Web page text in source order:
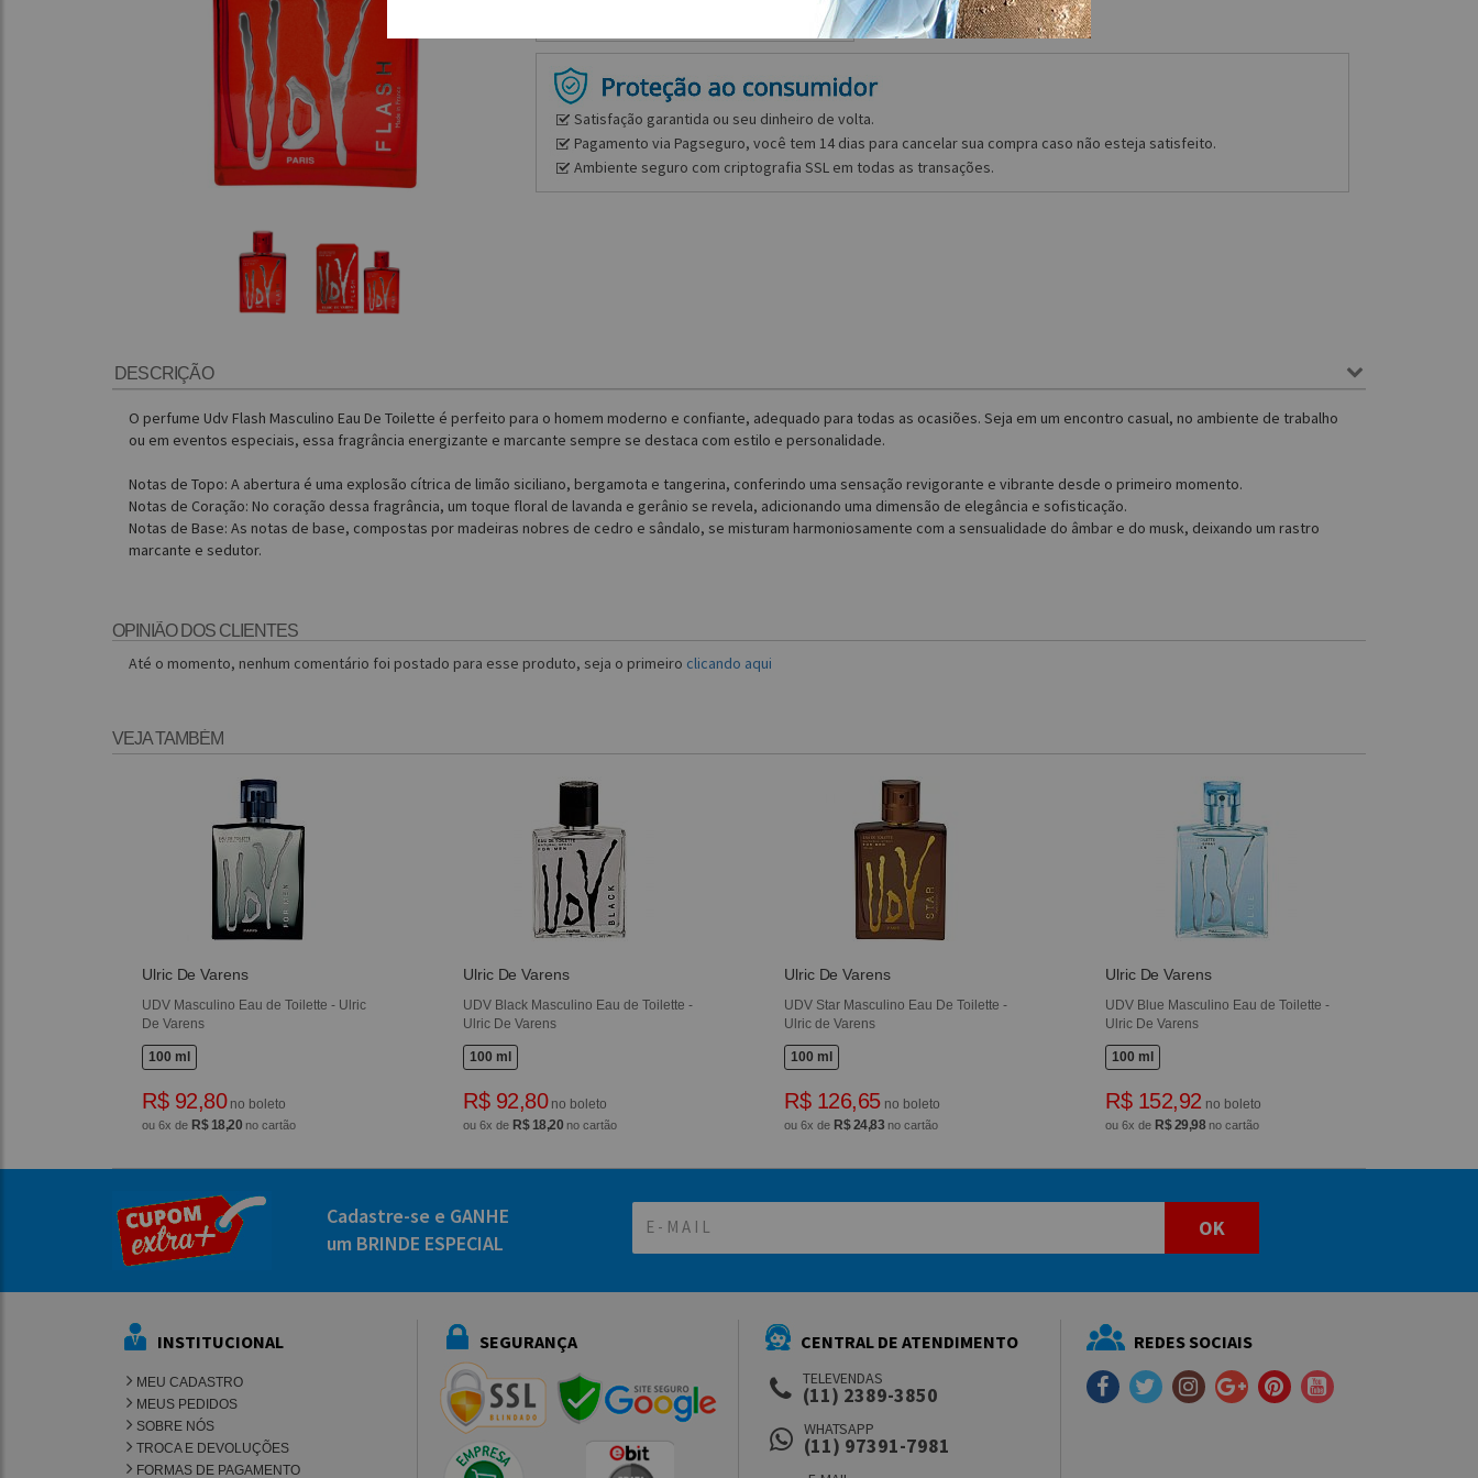
Satisfação garantida ou seu dinheiro de volta.
Pagamento via Pagseguro, você tem 14 dias para cancelar sua compra caso não esteja satisfeito.
Ambiente seguro com criptografia SSL em todas as transações.
DESCRIÇÃO
O perfume Udv Flash Masculino Eau De Toilette é perfeito para o homem moderno e confiante, adequado para todas as ocasiões. Seja em um encontro casual, no ambiente de trabalho
ou em eventos especiais, essa fragrância energizante e marcante sempre se destaca com estilo e personalidade.
Notas de Topo: A abertura é uma explosão cítrica de limão siciliano, bergamota e tangerina, conferindo uma sensação revigorante e vibrante desde o primeiro momento.
Notas de Coração: No coração dessa fragrância, um toque floral de lavanda e gerânio se revela, adicionando uma dimensão de elegância e sofisticação.
Notas de Base: As notas de base, compostas por madeiras nobres de cedro e sândalo, se misturam harmoniosamente com a sensualidade do âmbar e do musk, deixando um rastro
marcante e sedutor.
OPINIÃO DOS CLIENTES
Até o momento, nenhum comentário foi postado para esse produto, seja o primeiro clicando aqui
VEJA TAMBÉM
Ulric De Varens
UDV Masculino Eau de Toilette - Ulric
De Varens
100 ml
R$ 92,80no boleto
ou 6x de R$ 18,20 no cartão
Ulric De Varens
UDV Black Masculino Eau de Toilette -
Ulric De Varens
100 ml
R$ 92,80no boleto
ou 6x de R$ 18,20 no cartão
Ulric De Varens
UDV Star Masculino Eau De Toilette -
Ulric de Varens
100 ml
R$ 126,65no boleto
ou 6x de R$ 24,83 no cartão
Ulric De Varens
UDV Blue Masculino Eau de Toilette -
Ulric De Varens
100 ml
R$ 152,92 no boleto
ou 6x de R$ 29,98no cartão
Cadastre-se e GANHE
um BRINDE ESPECIAL
OK
INSTITUCIONAL
MEU CADASTRO
MEUS PEDIDOS
SOBRE NÓS
TROCA E DEVOLUÇÕES
FORMAS DE PAGAMENTO
SEGURANÇA CENTRAL DE ATENDIMENTO
TELEVENDAS
(11) 2389-3850
WHATSAPP
(11) 97391-7981
REDES SOCIAIS